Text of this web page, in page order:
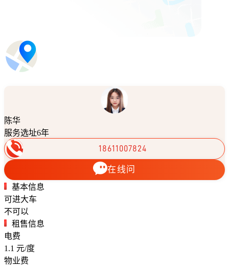
陈华
服务选址6年
18611007824
在线问
基本信息
可进大车
不可以
租售信息
电费
1.1 元/度
物业费